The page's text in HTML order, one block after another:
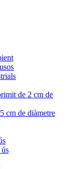
de 2 cm de
cm de diàmetre